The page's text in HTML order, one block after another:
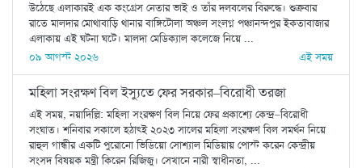
উঠেছে এলাকারই এক কংগ্রেস নেতার ভাই ও তাঁর দলবলের বিরুদ্ধে। শুক্রবার
রাতে মালদার মোথাবাড়ি থানার বাঙ্গিটোলা অঞ্চল সংলগ্ন পঞ্চানন্দপুর ইকতাবাজার
এলাকায় এই ঘটনা ঘটে। মালদা মেডিক্যাল কলেজে নিয়ে ...
০৯ আগস্ট ২০২৬
এই সময়
মহিলা সংরক্ষণ বিল ইস্যুতে ফের সরকার–বিরোধী তরজা
এই সময়, নয়াদিল্লি: মহিলা সংরক্ষণ বিল নিয়ে ফের প্রকাশ্যে কেন্দ্র–বিরোধী
সংঘাত। শনিবার সকালে হঠাৎই ২০২৩ সালের মহিলা সংরক্ষণ বিল সমর্থন নিয়ে
রাহুল গান্ধীর একটি পুরোনো ভিডিয়ো সোশ্যাল মিডিয়ায় পোস্ট করেন কেন্দ্রীয়
সংসদ বিষয়ক মন্ত্রী কিরেন রিজিজু। সেখানে নারী স্বাধীনতা, ...